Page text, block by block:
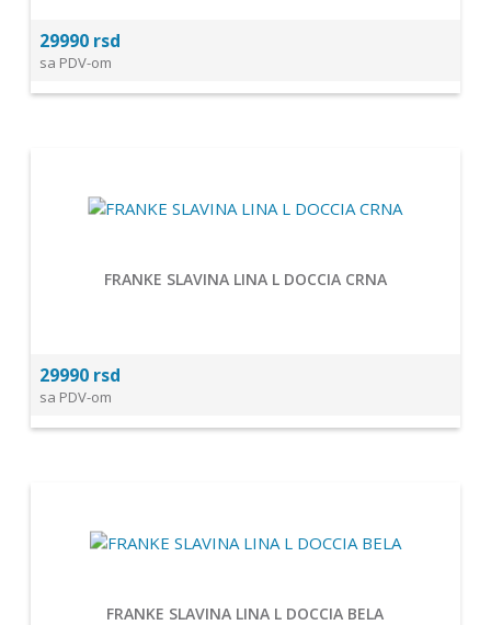
29990 rsd
sa PDV-om
FRANKE SLAVINA LINA L DOCCIA CRNA
29990 rsd
sa PDV-om
FRANKE SLAVINA LINA L DOCCIA BELA